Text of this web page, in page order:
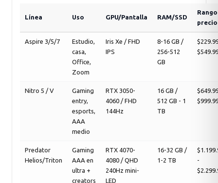
Línea Uso GPU/Pantalla RAM/SSD
Rango
precio
Aspire 3/5/7
Estudio,
casa,
Office,
Zoom
Iris Xe / FHD
IPS
8-16 GB /
256-512
GB
Nitro 5 / V
Gaming
entry,
esports,
AAA
medio
RTX 3050-
4060 / FHD
144Hz
16 GB /
512 GB - 1
TB
Predator
Helios/Triton
Gaming
AAA en
ultra +
creators
RTX 4070-
4080 / QHD
240Hz mini-
LED
16-32 GB /
1-2 TB
-